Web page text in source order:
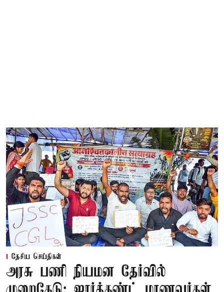
தேசிய செய்திகள்
அரசு பணி நியமன தேர்வில்